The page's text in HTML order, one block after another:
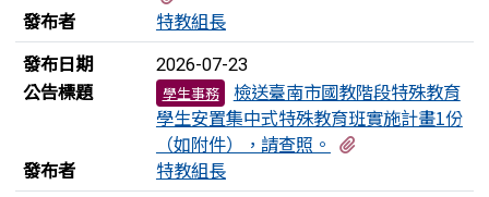
發布者
特教組長
發布日期
2026-07-23
公告標題 學生事務
檢送臺南市國教階段特殊教育
學生安置集中式特殊教育班實施計畫1份
（如附件），請查照。
發布者
特教組長